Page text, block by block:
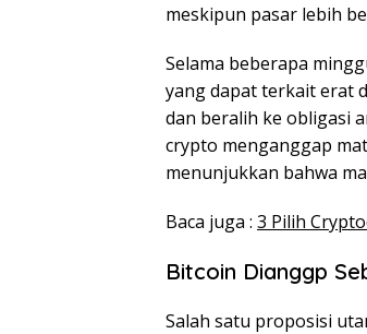
meskipun pasar lebih
Selama beberapa
yang dapat terkait erat
dan beralih ke obligasi
crypto menganggap
menunjukkan bahwa
Baca juga : 3 Pilih
Bitcoin Dianggp
Salah satu proposisi